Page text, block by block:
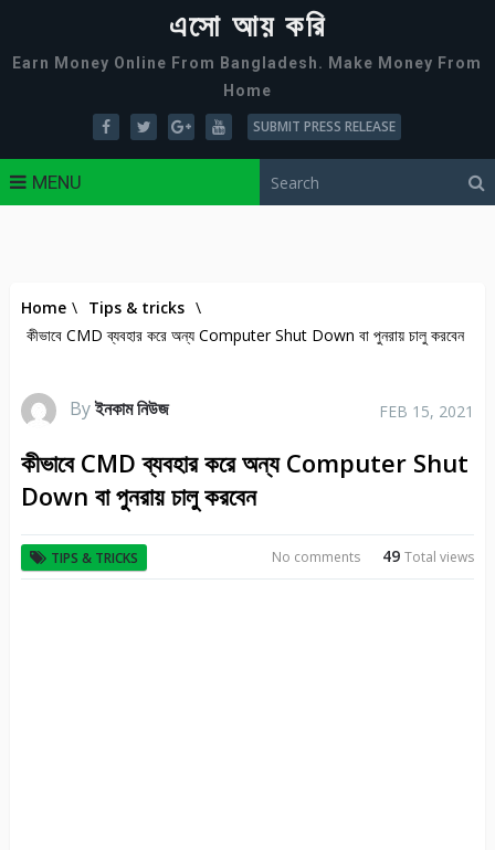
এসো আয় করি
Earn Money Online From Bangladesh. Make Money From
Home
SUBMIT PRESS RELEASE
MENU
Home \ Tips & tricks \
কীভাবে CMD ব্যবহার করে অন্য Computer Shut Down বা পুনরায় চালু করবেন
Byইনকাম নিউজ FEB 15, 2021
কীভাবে CMD ব্যবহার করে অন্য Computer Shut
Down বা পুনরায় চালু করবেন
TIPS & TRICKS 49Total views
No comments